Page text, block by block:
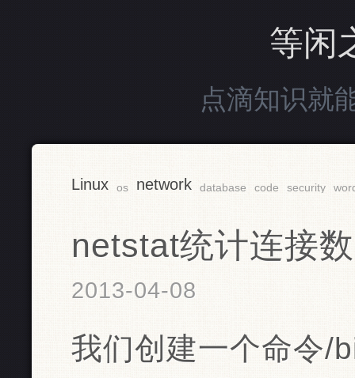
等闲
点滴知识就
Linux os network database code security
netstat统计连接数
2013-04-08
我们创建一个命令/